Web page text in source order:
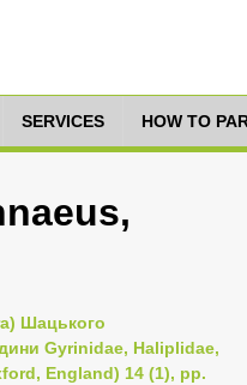
SERVICES HOW TO
Шацького
Gyrinidae, Haliplidae,
England) 14 (1), pp.